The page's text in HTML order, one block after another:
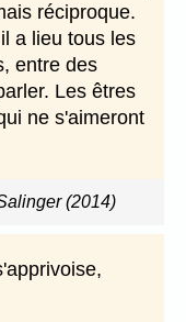
réciproque.
a lieu tous les
entre des
Les êtres
ne s'aimeront
(2014)